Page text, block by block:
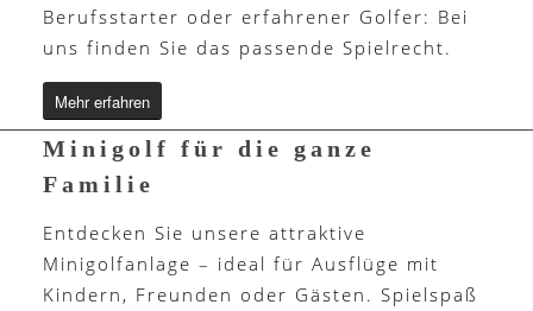
Berufsstarter oder erfahrener Golfer: Bei
uns finden Sie das passende Spielrecht.
Mehr erfahren
Minigolf für die ganze
Familie
Entdecken Sie unsere attraktive
Minigolfanlage – ideal für Ausflüge mit
Kindern, Freunden oder Gästen. Spielspaß